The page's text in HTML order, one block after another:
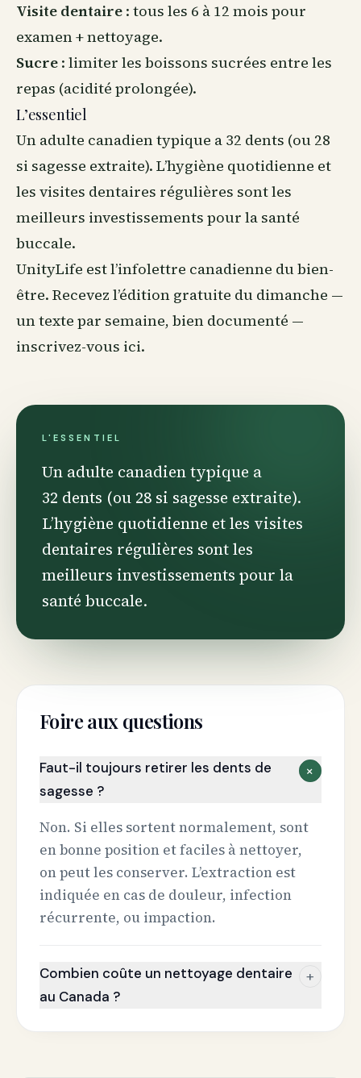
Visite dentaire : tous les 6 à 12 mois pour
examen + nettoyage.
Sucre : limiter les boissons sucrées entre les
repas (acidité prolongée).
L’essentiel
Un adulte canadien typique a 32 dents (ou 28
si sagesse extraite). L’hygiène quotidienne et
les visites dentaires régulières sont les
meilleurs investissements pour la santé
buccale.
UnityLife est l’infolettre canadienne dubien-
être. Recevez l’édition gratuite du dimanche —
un texte par semaine, bien documenté —
inscrivez-vous ici.
L'ESSENTIEL
Un adulte canadien typique a
32 dents (ou 28 si sagesse extraite).
L’hygiène quotidienne et les visites
dentaires régulières sont les
meilleurs investissements pour la
santé buccale.
Foire aux questions
Faut-il toujours retirer les dents de
sagesse ?
+
Non. Si elles sortent normalement, sont
en bonne position et faciles à nettoyer,
on peut les conserver. L’extraction est
indiquée en cas de douleur, infection
récurrente, ou impaction.
Combien coûte un nettoyage dentaire
au Canada ?
+